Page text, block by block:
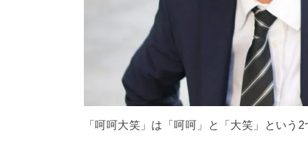
「呵呵大笑」は「呵呵」と「大笑」という